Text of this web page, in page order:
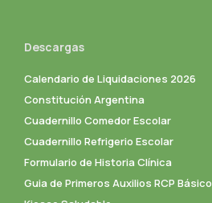
Descargas
Calendario de Liquidaciones 2026
Constitución Argentina
Cuadernillo Comedor Escolar
Cuadernillo Refrigerio Escolar
Formulario de Historia Clínica
Guia de Primeros Auxilios RCP Básico